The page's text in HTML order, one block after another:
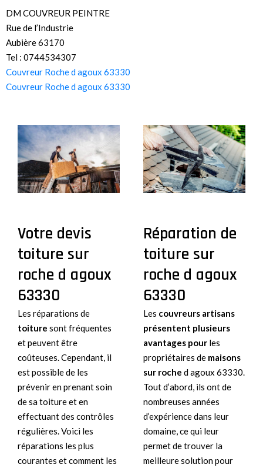
DM COUVREUR PEINTRE
Rue de l’Industrie
Aubière 63170
Tel : 0744534307
Couvreur Roche d agoux 63330
Couvreur Roche d agoux 63330
Votre devis
toiture sur
roche d agoux
63330
Les réparations de
toiture sont fréquentes
et peuvent être
coûteuses. Cependant, il
est possible de les
prévenir en prenant soin
de sa toiture et en
effectuant des contrôles
régulières. Voici les
réparations les plus
courantes et comment les
Réparation de
toiture sur
roche d agoux
63330
Les couvreurs artisans
présentent plusieurs
avantages pour les
propriétaires de maisons
sur roche d agoux 63330.
Tout d’abord, ils ont de
nombreuses années
d’expérience dans leur
domaine, ce qui leur
permet de trouver la
meilleure solution pour